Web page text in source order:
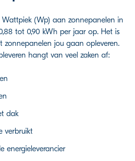
(Wp) aan zonnepanelen in
tot 0,90 kWh per jaar op. Het is
zonnepanelen jou gaan opleveren.
hangt van veel zaken af:
dak
verbruikt
energieleverancier